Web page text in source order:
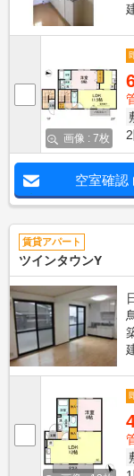
画像 : 7枚
空室確認
賃貸アパート
ツインタウンY